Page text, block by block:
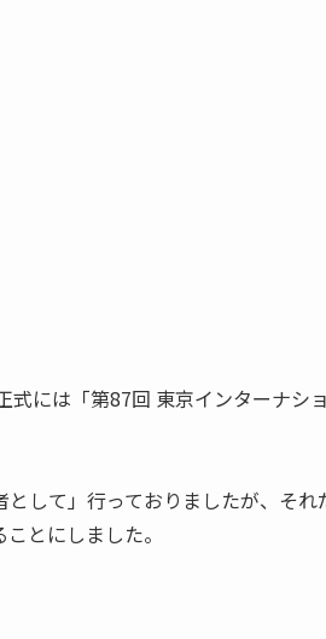
には「第87回 東京インターナシ
して」行っておりましたが、そ
とにしました。